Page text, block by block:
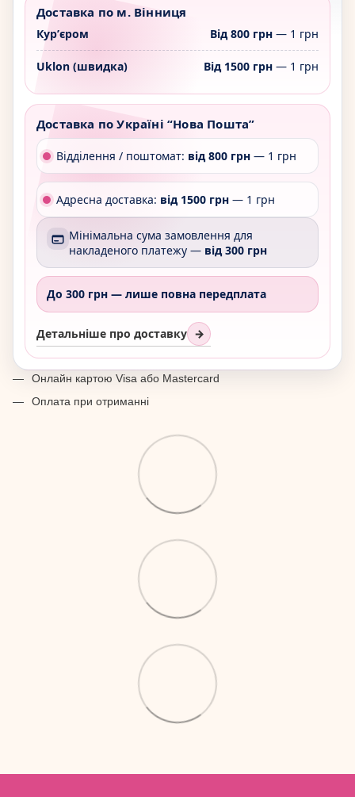
Доставка по м. Вінниця
Курʼєром Від 800 грн— 1 грн
Uklon (швидка) Від 1500 грн— 1 грн
Доставка по Україні “Нова Пошта”
Відділення / поштомат: від 800 грн — 1 грн
Адресна доставка: від 1500 грн — 1 грн
Мінімальна сума замовлення для
накладеного платежу — від 300 грн
До 300 грн — лише повна передплата
Детальніше про доставку →
Онлайн картою Visa або Mastercard
Оплата при отриманні